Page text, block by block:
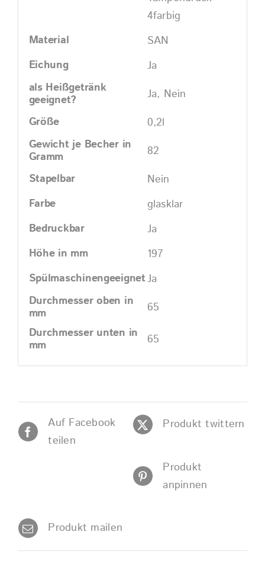
4farbig
Material
SAN
Eichung
Ja
als Heißgetränk
geeignet?
Ja, Nein
Größe
0,2l
Gewicht je Becher in
Gramm
82
Stapelbar
Nein
Farbe
glasklar
Bedruckbar
Ja
Höhe in mm
197
SpülmaschinengeeignetJa
Durchmesser oben in
mm
65
Durchmesser unten in
mm
65
Auf Facebook
teilen
Produkt twittern
Produkt
anpinnen
Produkt mailen